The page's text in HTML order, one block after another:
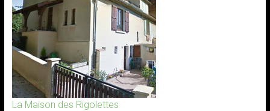
La Maison des Rigolettes